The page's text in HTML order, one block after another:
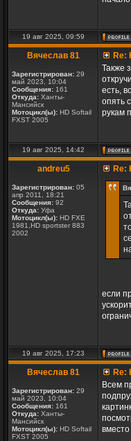
19 авг 2025, 09:59
Вячеслав 81
Зарегистрирован: 29
май 2023, 10:04
Сообщения: 161
Откуда: Ханты-
Мансийск
Мотоцикл(ы): HD Softail
FXST 2005
Re:
Также
есть,
опять
рукам
19 авг 2025, 14:42
andreu5
Зарегистрирован: 05
апр 2011, 18:21
Сообщения: 92
Откуда: Уфа
Мотоцикл(ы): HD FXE
1981,HD sportster 883
2002
Re:
если
19 авг 2025, 17:23
Вячеслав 81
Зарегистрирован: 29
май 2023, 10:04
Сообщения: 161
Откуда: Ханты-
Мансийск
Мотоцикл(ы): HD Softail
FXST 2005
Re:
Всем